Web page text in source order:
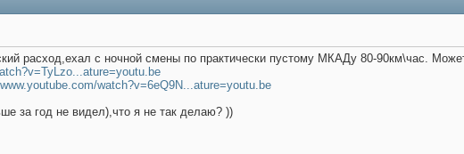
расход,ехал с ночной смены по практически пустому МКАДу 80-90км\час.
watch?v=6eQ9N...ature=youtu.be
за год не видел),что я не так делаю? ))